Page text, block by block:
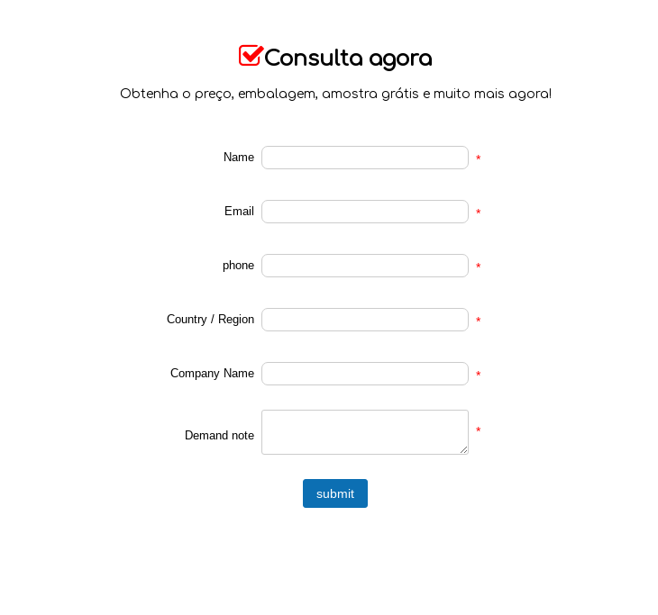
Consulta agora
Obtenha o preço, embalagem, amostra grátis e muito mais agora!
Name *
Email *
phone *
Country / Region *
Company Name *
Demand note *
submit